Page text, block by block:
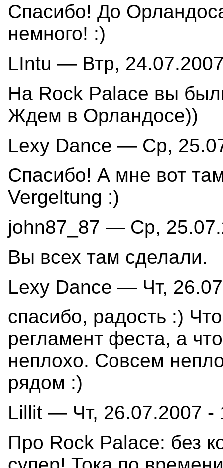
Спасибо! До
немного! :)
LIntu — Втр,
На Rock Palace вы
Ждем в Орландосе))
Lexy Dance — Ср,
Спасибо! А мне вот
Vergeltung :)
john87_87 — Ср,
Вы всех там сделали.
Lexy Dance — Чт,
спасибо, радость :)
регламент феста, а
неплохо. Совсем
рядом :)
Lillit — Чт, 26.07.2007 -
Про Rock Palace: без